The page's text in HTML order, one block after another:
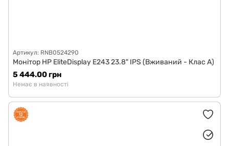
Артикул: RNB0524290
Монітор HP EliteDisplay E243 23.8" IPS (Вживаний - Клас A)
5 444.00 грн
Немає в наявності